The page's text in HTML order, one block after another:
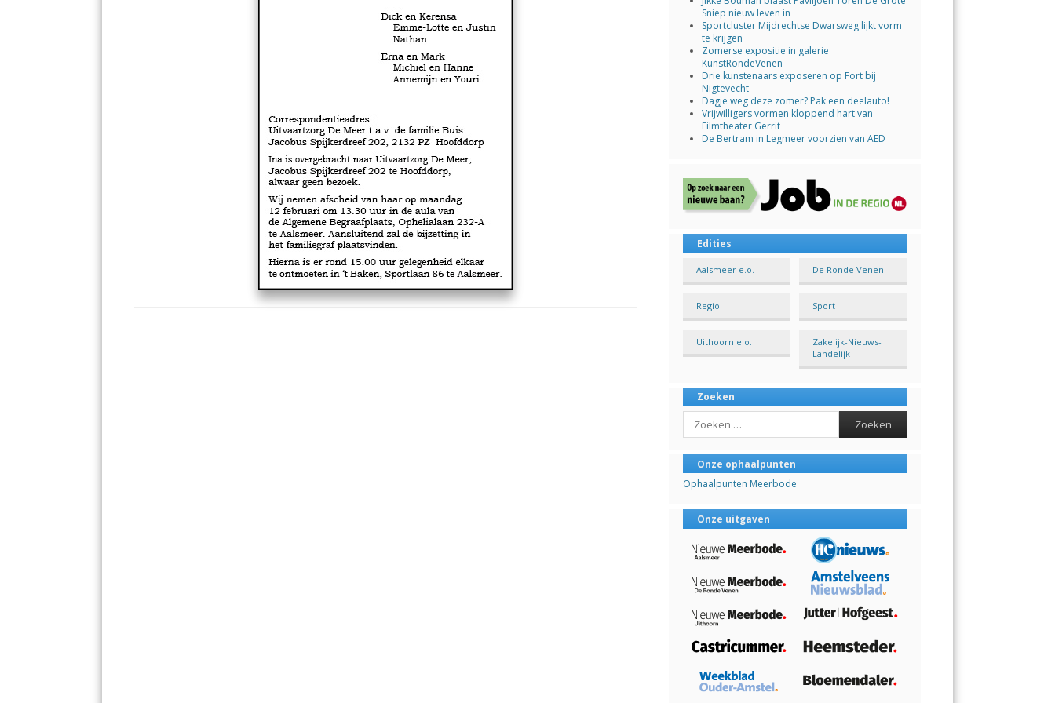
Sniep nieuw leven in
Sportcluster Mijdrechtse Dwarsweg lijkt vorm
te krijgen
Zomerse expositie in galerie
KunstRondeVenen
Drie kunstenaars exposeren op Fort bij
Nigtevecht
Dagje weg deze zomer? Pak een deelauto!
Vrijwilligers vormen kloppend hart van
Filmtheater Gerrit
De Bertram in Legmeer voorzien van AED
Edities
Aalsmeer e.o. De Ronde Venen
Regio Sport
Uithoorn e.o.
Zakelijk-Nieuws-
Landelijk
Zoeken
Search
Onze ophaalpunten
Ophaalpunten Meerbode
Onze uitgaven